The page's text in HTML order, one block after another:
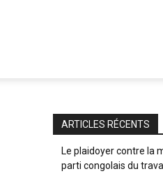
ARTICLES RÉCENTS
Le plaidoyer contre la
parti congolais du